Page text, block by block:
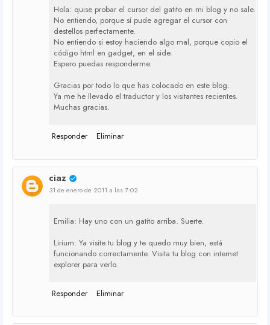
Hola: quise probar el cursor del gatito en mi blog y no sale.
No entiendo, porque sí pude agregar el cursor con
destellos perfectamente.
No entiendo si estoy haciendo algo mal, porque copio el
código html en gadget, en el side.
Espero puedas responderme.
Gracias por todo lo que has colocado en este blog.
Ya me he llevado el traductor y los visitantes recientes.
Muchas gracias.
Responder Eliminar
ciaz
31 de enero de 2011 a las 7:02
Emilia: Hay uno con un gatito arriba. Suerte.
Lirium: Ya visite tu blog y te quedo muy bien, está
funcionando correctamente. Visita tu blog con internet
explorer para verlo.
Responder Eliminar